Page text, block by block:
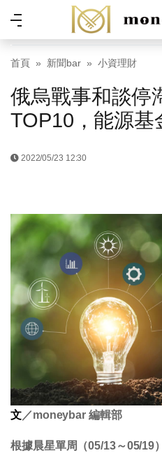
Skip to main content
功
能
表
首頁 新聞bar 小資理財
俄烏戰事和談停
TOP10，能源基
2022/05/23 12:30
文／moneybar 編輯部
根據晨星單周（05/13～05/19